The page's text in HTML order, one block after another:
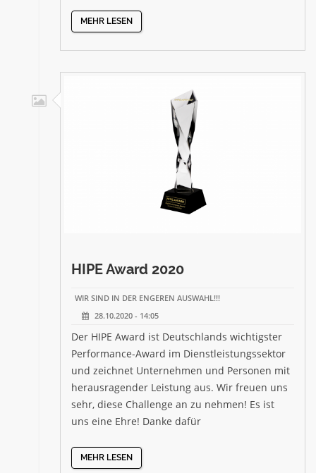
MEHR LESEN
HIPE Award 2020
WIR SIND IN DER ENGEREN AUSWAHL!!!
28.10.2020 - 14:05
Der HIPE Award ist Deutschlands wichtigster
Performance-Award im Dienstleistungssektor
und zeichnet Unternehmen und Personen mit
herausragender Leistung aus. Wir freuen uns
sehr, diese Challenge an zu nehmen! Es ist
uns eine Ehre! Danke dafür
MEHR LESEN